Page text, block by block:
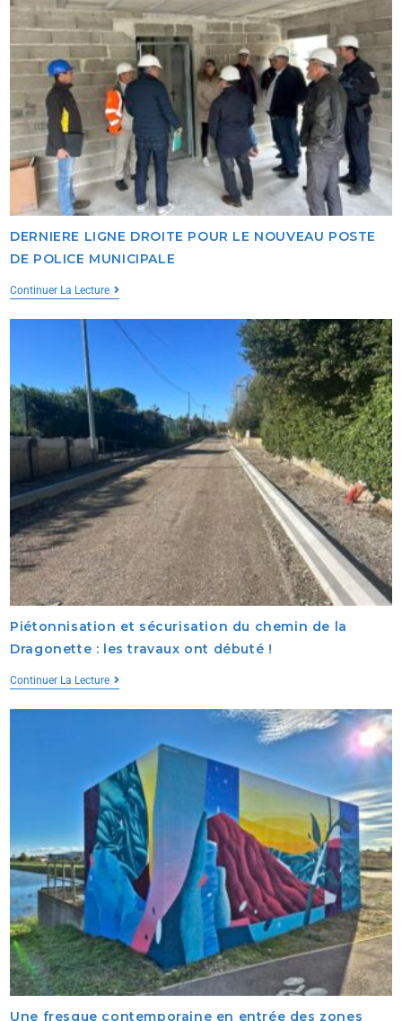
DERNIERE LIGNE DROITE POUR LE NOUVEAU POSTE
DE POLICE MUNICIPALE
Continuer La Lecture
Piétonnisation et sécurisation du chemin de la
Dragonette : les travaux ont débuté !
Continuer La Lecture
Une fresque contemporaine en entrée des zones